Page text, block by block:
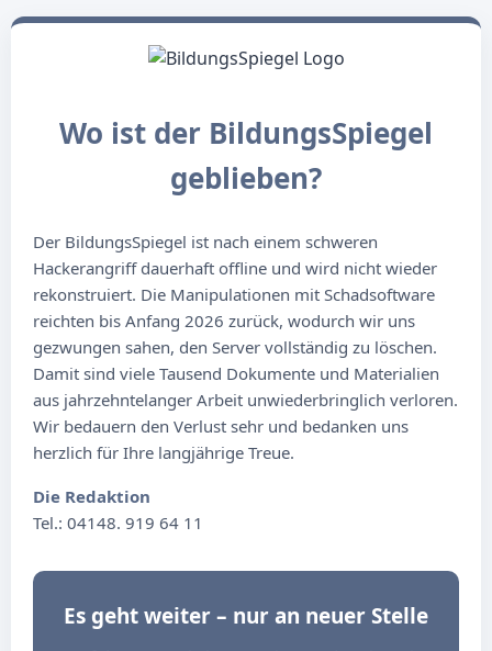
Wo ist der BildungsSpiegel
geblieben?
Der BildungsSpiegel ist nach einem schweren
Hackerangriff dauerhaft offline und wird nicht wieder
rekonstruiert. Die Manipulationen mit Schadsoftware
reichten bis Anfang 2026 zurück, wodurch wir uns
gezwungen sahen, den Server vollständig zu löschen.
Damit sind viele Tausend Dokumente und Materialien
aus jahrzehntelanger Arbeit unwiederbringlich verloren.
Wir bedauern den Verlust sehr und bedanken uns
herzlich für Ihre langjährige Treue.
Die Redaktion
Tel.: 04148. 919 64 11
Es geht weiter – nur an neuer Stelle